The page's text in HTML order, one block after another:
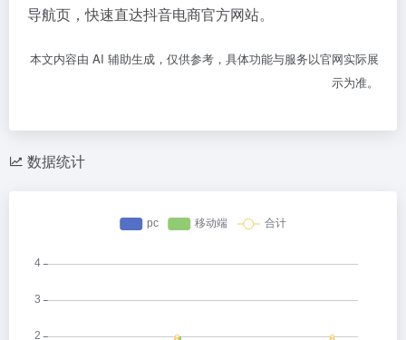
导航页，快速直达抖音电商官方网站。
本文内容由 AI 辅助生成，仅供参考，具体功能与服务以官网实际展
示为准。
数据统计